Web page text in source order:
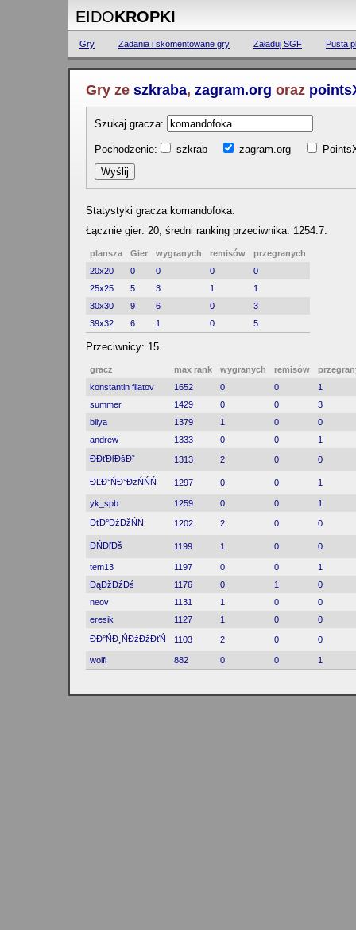
EIDOKROPKI
Gry Zadania i skomentowane gry Załaduj SGF Pusta
Gry ze szkraba, zagram.org oraz
Szukaj gracza:
Pochodzenie: szkrab zagram.org
Statystyki gracza komandofoka.
Łącznie gier: 20, średni ranking przeciwnika: 1254.7.
plansza Gier wygranych remisów
przegranych
20x20
0 0 0
0
25x25
5 3 1
1
30x30
9 6 0
3
39x32
6 1 0 5
Przeciwnicy: 15.
gracz max rank wygranych remisów
konstantin filatov
1652 0 0
1
summer
1429 0 0
3
bilya
1379 1 0
0
andrew
1333 0 0
1
ĐĐťĐľĐšĐˇ
1313 2 0 0
ĐĽĐ°ŃĐ°ĐżŃŃŃ 1297 0 0 1
yk_spb 1259 0 0
1
ĐťĐ°ĐżĐžŃŃ
1202 2 0 0
ĐŃĐľĐš 1199 1 0 0
tem13 1197 0 0
1
ĐąĐžĐźĐś
1176 0 1
0
neov
1131 1 0
0
eresik
1127 1 0
0
ĐĐ°ŃĐ¸ŃĐżĐžĐťŃ
1103 2 0 0
wolfi 882 0 0 1